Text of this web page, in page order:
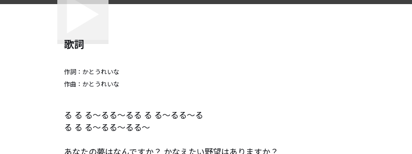
歌詞
作詞： かとうれいな
作曲： かとうれいな
る る る～るる～るる る る～るる～る
る る る～るる～るる～
あなたの夢はなんですか？ かなえたい野望はありますか？